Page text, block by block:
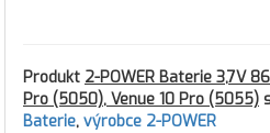
Produkt 2-POWER Baterie 3,7V
Pro (5050), Venue 10 Pro (5055)
Baterie, výrobce 2-POWER